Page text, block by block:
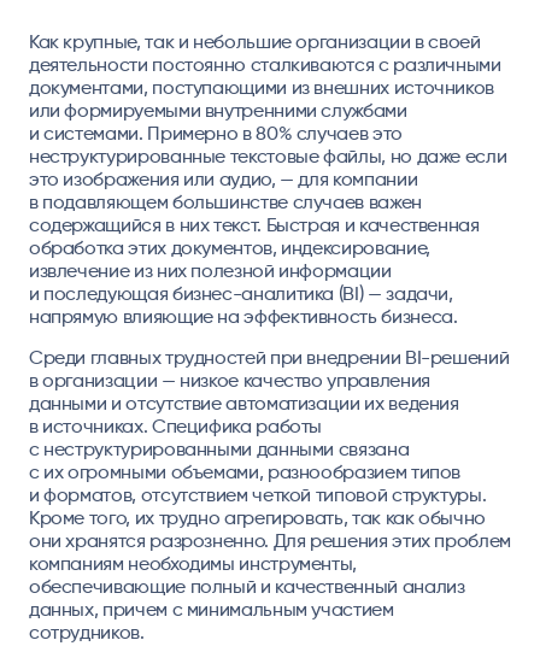
Как крупные, так и небольшие организации в своей
деятельности постоянно сталкиваются с различными
документами, поступающими из внешних источников
или формируемыми внутренними службами
и системами. Примерно в 80% случаев это
неструктурированные текстовые файлы, но даже если
это изображения или аудио, — для компании
в подавляющем большинстве случаев важен
содержащийся в них текст. Быстрая и качественная
обработка этих документов, индексирование,
извлечение из них полезной информации
и последующая бизнес-аналитика (BI) — задачи,
напрямую влияющие на эффективность бизнеса.
Среди главных трудностей при внедрении BI-решений
в организации — низкое качество управления
данными и отсутствие автоматизации их ведения
в источниках. Специфика работы
с неструктурированными данными связана
с их огромными объемами, разнообразием типов
и форматов, отсутствием четкой типовой структуры.
Кроме того, их трудно агрегировать, так как обычно
они хранятся разрозненно. Для решения этих проблем
компаниям необходимы инструменты,
обеспечивающие полный и качественный анализ
данных, причем с минимальным участием
сотрудников.